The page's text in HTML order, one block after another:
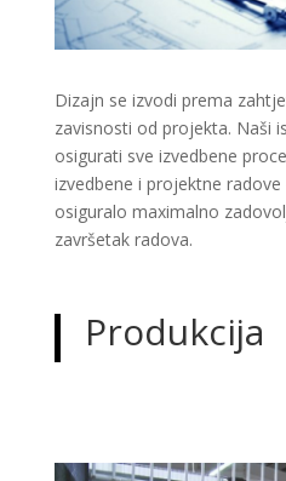
Dizajn se izvodi prema
zavisnosti od projekta. Naši
osigurati sve izvedbene
izvedbene i projektne
osiguralo maximalno
završetak radova.
Produkcija